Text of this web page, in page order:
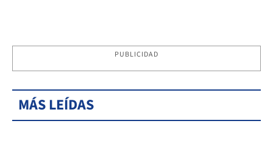
PUBLICIDAD
MÁS LEÍDAS